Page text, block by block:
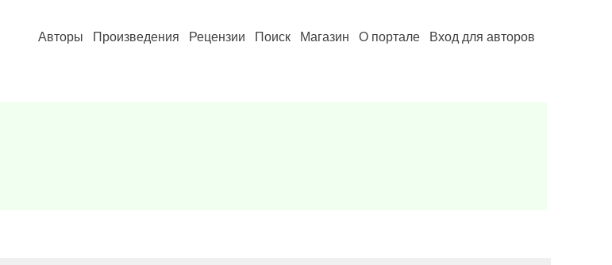
Авторы Произведения Рецензии Поиск Магазин О портале Вход для авторов